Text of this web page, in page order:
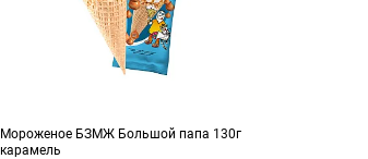
Мороженое БЗМЖ Большой папа 130г
карамель